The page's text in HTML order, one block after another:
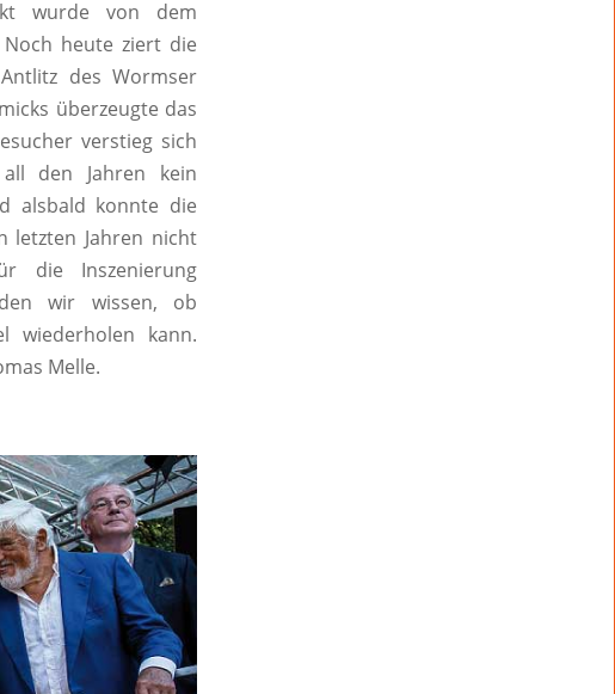
wurde von dem
heute ziert die
des Wormser
überzeugte das
verstieg sich
den Jahren kein
alsbald konnte die
letzten Jahren nicht
die Inszenierung
wir wissen, ob
wiederholen kann.
Melle.